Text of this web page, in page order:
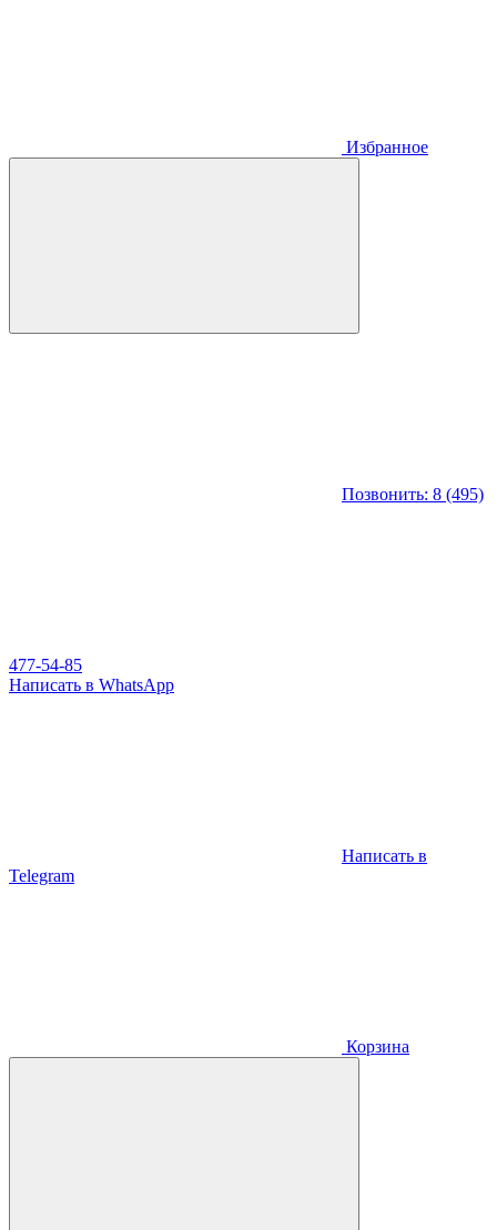
Избранное
Позвонить: 8 (495)
477-54-85
Написать в WhatsApp
Написать в
Telegram
Корзина